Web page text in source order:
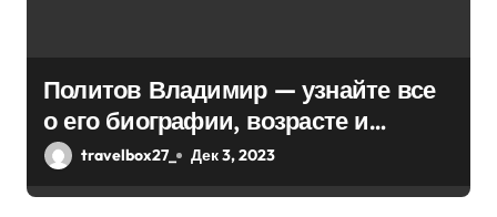
Политов Владимир — узнайте все
о его биографии, возрасте и
впечатляющих достижениях!
travelbox27_ Дек 3, 2023